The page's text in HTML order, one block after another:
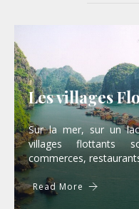
Les villages
Sur la mer, sur un
villages flottants
commerces,
Read More